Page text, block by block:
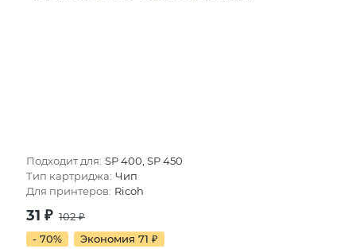
Подходит для: SP 400, SP 450
Тип картриджа: Чип
Для принтеров: Ricoh
31 ₽ 102₽
- 70%
Экономия 71 ₽